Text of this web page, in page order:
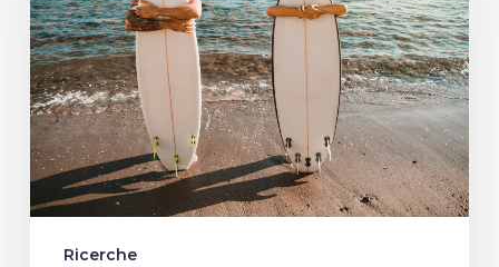
Internal
Branding:
il
caso
studio
di
Moca
Ricerche